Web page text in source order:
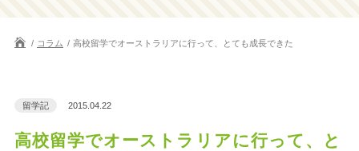
コラム 高校留学でオーストラリアに行って、とても成長できた
留学記 2015.04.22
高校留学でオーストラリアに行って、と